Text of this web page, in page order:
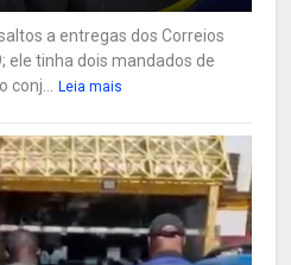
a entregas dos Correios
ele tinha dois mandados de
Leia mais